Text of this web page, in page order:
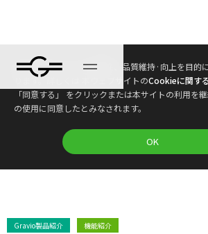
本ウェブサイトは、利便性、品質維持·向上を目的
ります。詳しくは 本ウェブサイトのCookieに関す
「同意する」 をクリックまたは本サイトの利用を
の使用に同意したとみなされます。
OK
ブログ
Gravio製品紹介 機能紹介